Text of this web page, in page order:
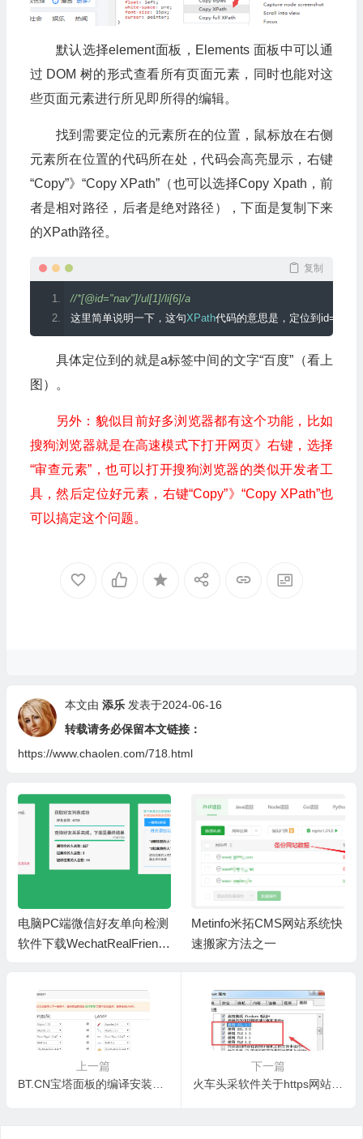
默认选择element面板，Elements 面板中可以通
过 DOM 树的形式查看所有页面元素，同时也能对这
些页面元素进行所见即所得的编辑。
找到需要定位的元素所在的位置，鼠标放在右侧
元素所在位置的代码所在处，代码会高亮显示，右键
“Copy”》“Copy XPath”（也可以选择Copy Xpath，前
者是相对路径，后者是绝对路径），下面是复制下来
的XPath路径。
复制
//*[@id="nav"]/ul[1]/li[6]/a
这里简单说明一下，这句XPath代码的意思是，定位到 id=
具体定位到的就是a标签中间的文字“百度”（看上
图）。
另外：貌似目前好多浏览器都有这个功能，比如
搜狗浏览器就是在高速模式下打开网页》右键，选择
“审查元素”，也可以打开搜狗浏览器的类似开发者工
具，然后定位好元素，右键“Copy”》“Copy XPath”也
可以搞定这个问题。
本文由 添乐 发表于2024-06-16
转载请务必保留本文链接：
https://www.chaolen.com/718.html
电脑PC端微信好友单向检测
软件下载WechatRealFriends
Metinfo米拓CMS网站系统快
速搬家方法之一
上一篇
BT.CN宝塔面板的编译安装和极速安装该如何选择，使用哪一个更好？
下一篇
火车头采软件关于https网站无法采集的解决办法